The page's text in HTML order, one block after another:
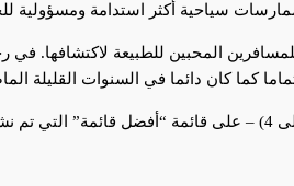
سياحية أكثر استدامة ومسؤولية
الكثير منها للمسافرين المحبين للطبيعة
كما كان دائما في السنوات القليلة